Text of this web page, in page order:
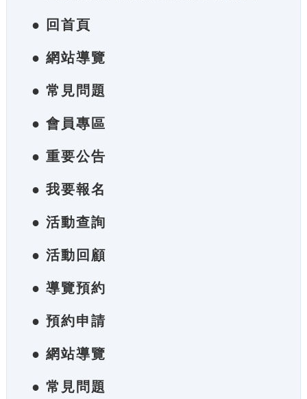
● 回首頁
● 網站導覽
● 常見問題
● 會員專區
● 重要公告
● 我要報名
● 活動查詢
● 活動回顧
● 導覽預約
● 預約申請
● 網站導覽
● 常見問題